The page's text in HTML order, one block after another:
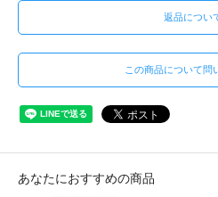
返品につい
この商品について問
あなたにおすすめの商品